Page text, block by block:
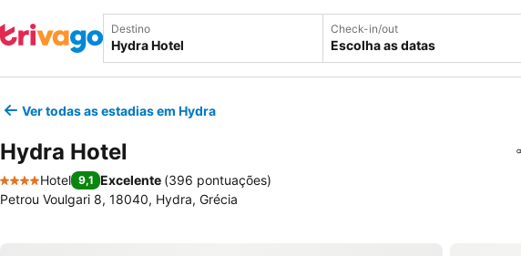
Destino Check-in/out
Escolha as datas
Ver todas as estadias em Hydra
Hydra Hotel
4 Estrelas
Hotel 9,1 Excelente (396 pontuações)
Petrou Voulgari 8, 18040, Hydra, Grécia